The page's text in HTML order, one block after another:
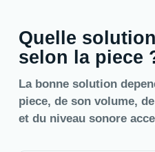
Quelle
selon la piece
La bonne solution
piece, de son volume,
et du niveau sonore